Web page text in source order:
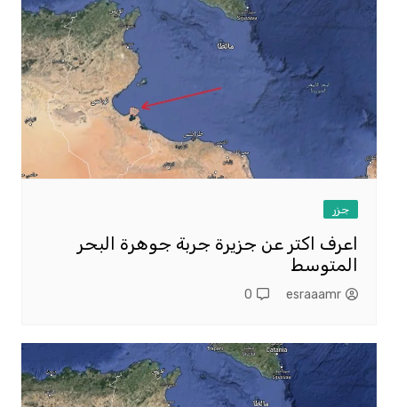
جزر
اعرف اكتر عن جزيرة جربة جوهرة البحر
المتوسط
esraaamr
0